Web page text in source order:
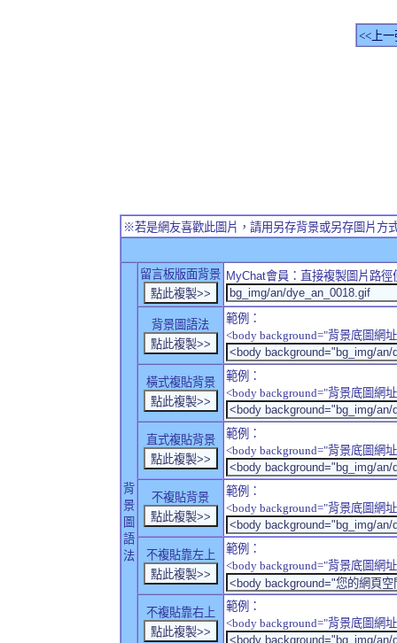
<<上一
※若是網友喜歡此圖片，請用另存背景或另存圖片方
背
景
圖
語
法
留言板版面背景 MyChat會員：直接複製圖片路
背景圖語法
範例：
<body background="背景底圖網
橫式複貼背景
範例：
<body background="背景底圖網
直式複貼背景
範例：
<body background="背景底圖網
不複貼背景
範例：
<body background="背景底圖網
不複貼靠左上
範例：
<body background="背景底圖網
不複貼靠右上
範例：
<body background="背景底圖網